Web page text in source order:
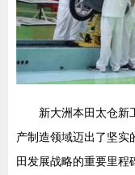
新大洲本田太仓新
产制造领域迈出了坚实
田发展战略的重要里程